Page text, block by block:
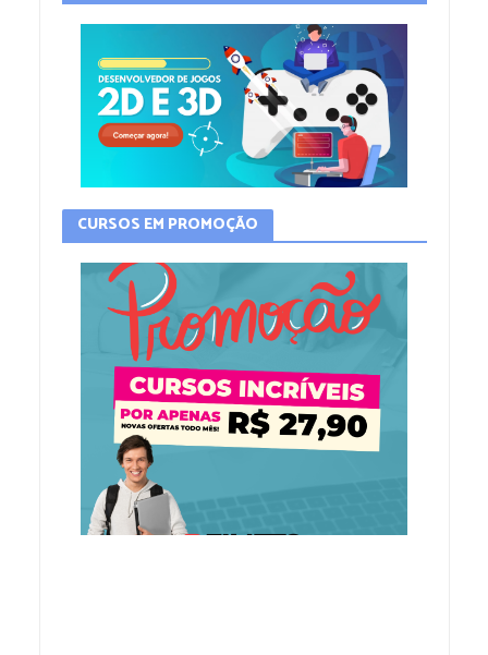
CURSOS EM PROMOÇÃO